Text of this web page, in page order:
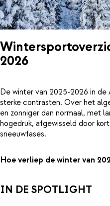
2026
De winter van 2025-2026 in
sterke contrasten. Over het
en zonniger dan normaal, met
hogedruk, afgewisseld door
sneeuwfases.
Hoe verliep de winter van
IN DE SPOTLIGHT